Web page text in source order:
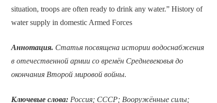
situation, troops are often ready to drink any water.” History of
water supply in domestic Armed Forces
Аннотация. Статья посвящена истории водоснабжения
в отечественной армии со времён Средневековья до
окончания Второй мировой войны.
Ключевые слова: Россия; СССР; Вооружённые силы;